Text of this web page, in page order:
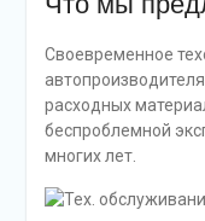
Своевременное
расходных
беспроблемной
многих лет.